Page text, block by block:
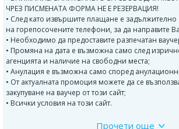
ЧРЕЗ ПИСМЕНАТА ФОРМА НЕ Е РЕЗЕРВАЦИЯ!
• След като извършите плащане е задължително
на горепосочените телефони, за да направите
• Необходимо да предоставите разпечатан
• Промяна на дата е възможна само след
агенцията и наличие на свободни места;
• Анулация е възможна само според
• От актуалната промоция можете да се
закупуване на ваучер от този сайт;
• Всички условия на този сайт.
Програма на пътуванетоПрочети още